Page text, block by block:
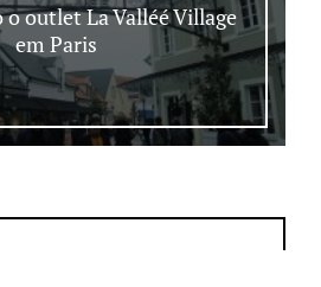
o outlet La Valléé Village
em Paris